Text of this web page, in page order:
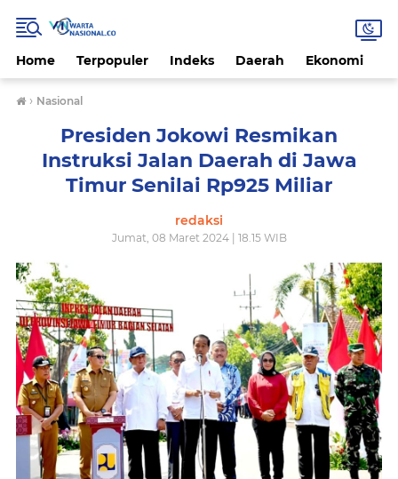
Home Terpopuler Indeks Daerah Ekonomi
› Nasional
Presiden Jokowi Resmikan
Instruksi Jalan Daerah di Jawa
Timur Senilai Rp925 Miliar
redaksi
Jumat, 08 Maret 2024 | 18.15 WIB